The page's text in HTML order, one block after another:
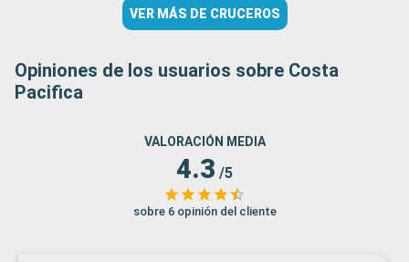
VER MÁS DE CRUCEROS
Opiniones de los usuarios sobre Costa
Pacifica
VALORACIÓN MEDIA
4.3 /5
sobre 6 opinión del cliente